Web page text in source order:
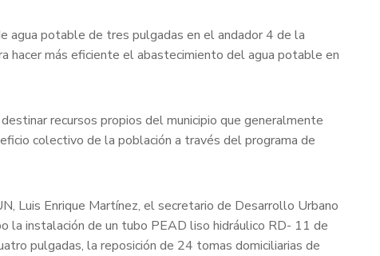
agua potable de tres pulgadas en el andador 4 de la
hacer más eficiente el abastecimiento del agua potable en
recursos propios del municipio que generalmente
colectivo de la población a través del programa de
Luis Enrique Martínez, el secretario de Desarrollo Urbano
la instalación de un tubo PEAD liso hidráulico RD- 11 de
pulgadas, la reposición de 24 tomas domiciliarias de